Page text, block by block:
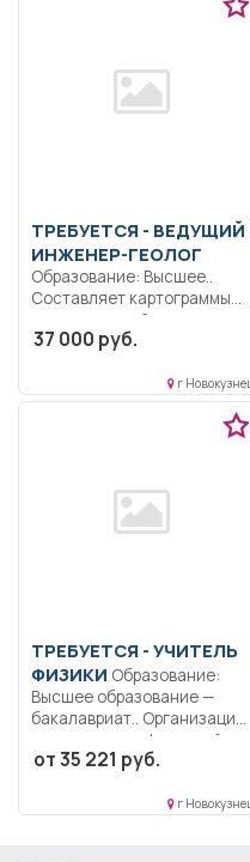
ТРЕБУЕТСЯ - ВЕДУЩИЙ
ИНЖЕНЕР-ГЕОЛОГ
Образование: Высшее..
Составляет картограммы
геологической,
геофизической и
37 000 руб.
г
ТРЕБУЕТСЯ - УЧИТЕЛЬ
ФИЗИКИ
Высшее образование —
бакалавриат.. Организация
олимпиад, конференций,
турниров...
от 35 221 руб.
г